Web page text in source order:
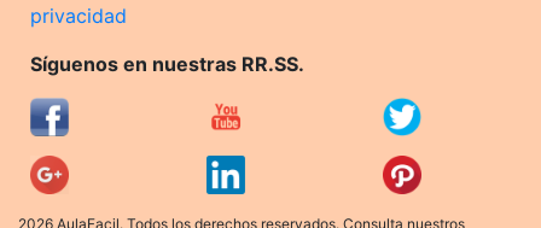
privacidad
Síguenos en nuestras RR.SS.
2026 AulaFacil. Todos los derechos reservados. Consulta nuestros